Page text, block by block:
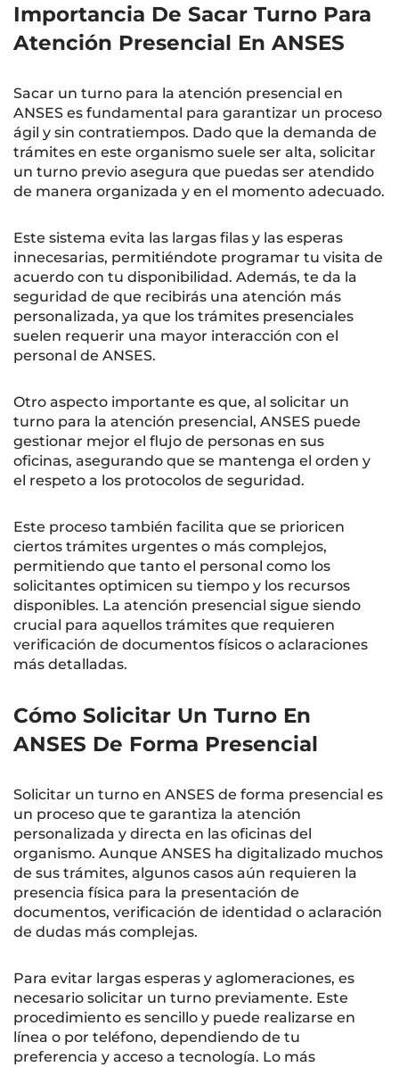
Importancia De Sacar Turno Para
Atención Presencial En ANSES
Sacar un turno para la atención presencial en
ANSES es fundamental para garantizar un proceso
ágil y sin contratiempos. Dado que la demanda de
trámites en este organismo suele ser alta, solicitar
un turno previo asegura que puedas ser atendido
de manera organizada y en el momento adecuado.
Este sistema evita las largas filas y las esperas
innecesarias, permitiéndote programar tu visita de
acuerdo con tu disponibilidad. Además, te da la
seguridad de que recibirás una atención más
personalizada, ya que los trámites presenciales
suelen requerir una mayor interacción con el
personal de ANSES.
Otro aspecto importante es que, al solicitar un
turno para la atención presencial, ANSES puede
gestionar mejor el flujo de personas en sus
oficinas, asegurando que se mantenga el orden y
el respeto a los protocolos de seguridad.
Este proceso también facilita que se prioricen
ciertos trámites urgentes o más complejos,
permitiendo que tanto el personal como los
solicitantes optimicen su tiempo y los recursos
disponibles. La atención presencial sigue siendo
crucial para aquellos trámites que requieren
verificación de documentos físicos o aclaraciones
más detalladas.
Cómo Solicitar Un Turno En
ANSES De Forma Presencial
Solicitar un turno en ANSES de forma presencial es
un proceso que te garantiza la atención
personalizada y directa en las oficinas del
organismo. Aunque ANSES ha digitalizado muchos
de sus trámites, algunos casos aún requieren la
presencia física para la presentación de
documentos, verificación de identidad o aclaración
de dudas más complejas.
Para evitar largas esperas y aglomeraciones, es
necesario solicitar un turno previamente. Este
procedimiento es sencillo y puede realizarse en
línea o por teléfono, dependiendo de tu
preferencia y acceso a tecnología. Lo más